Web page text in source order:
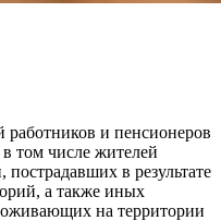
работников и пенсионеров
том числе жителей
пострадавших в результате
а также иных
на территории